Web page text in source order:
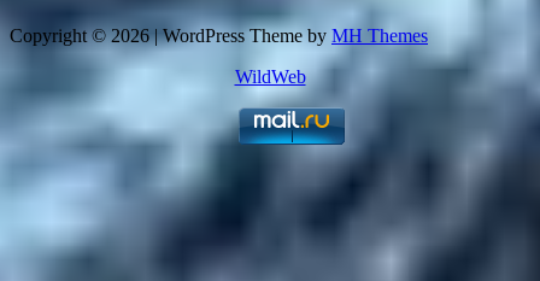
Copyright © 2026 | WordPress Theme by MH Themes
WildWeb